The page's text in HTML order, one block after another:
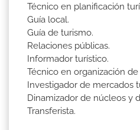
Técnico en planificación
Guía local.
Guía de turismo.
Relaciones públicas.
Informador turístico.
Técnico en organización de
Investigador de mercados
Dinamizador de núcleos y
Transferista.